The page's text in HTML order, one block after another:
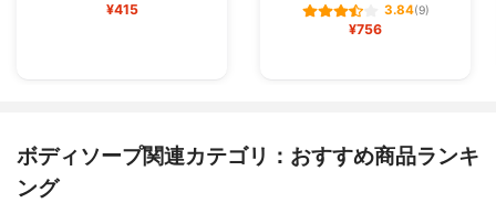
¥415 3.84(9)
¥756
ボディソープ関連カテゴリ：おすすめ商品ランキ
ング